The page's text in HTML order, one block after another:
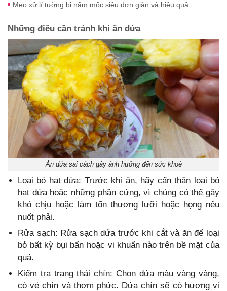
Mẹo xử lí tường bị nấm mốc siêu đơn giản và hiệu quả
Những điều cần tránh khi ăn dứa
Ăn dứa sai cách gây ảnh hưởng đến sức khoẻ
Loại bỏ hạt dứa: Trước khi ăn, hãy cẩn thận loại bỏ
hạt dứa hoặc những phần cứng, vì chúng có thể gây
khó chịu hoặc làm tổn thương lưỡi hoặc họng nếu
nuốt phải.
Rửa sạch: Rửa sạch dứa trước khi cắt và ăn để loại
bỏ bất kỳ bụi bẩn hoặc vi khuẩn nào trên bề mặt của
quả.
Kiểm tra trạng thái chín: Chọn dứa màu vàng vàng,
có vẻ chín và thơm phức. Dứa chín sẽ có hương vị